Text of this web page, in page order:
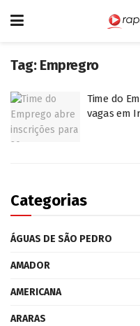
Tag: Empregro
Time do
vagas em
Categorias
ÁGUAS DE SÃO PEDRO
AMADOR
AMERICANA
ARARAS